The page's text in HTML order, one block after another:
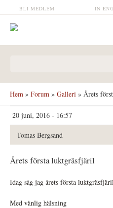
Hoppa till huvudinnehåll IN
BLI MEDLEM
Hem » Forum » Galleri » Årets
20 juni, 2016 - 16:57
Tomas Bergsand
Årets första luktgräsfjäril
Idag såg jag årets första
Med vänlig hälsning